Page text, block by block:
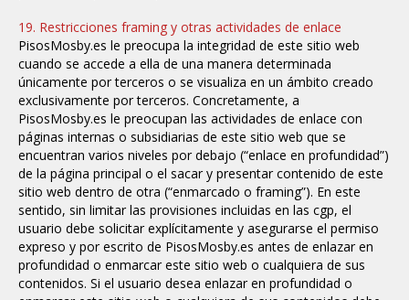
19. Restricciones framing y otras actividades de enlace
PisosMosby.es le preocupa la integridad de este sitio web
cuando se accede a ella de una manera determinada
únicamente por terceros o se visualiza en un ámbito creado
exclusivamente por terceros. Concretamente, a
PisosMosby.es le preocupan las actividades de enlace con
páginas internas o subsidiarias de este sitio web que se
encuentran varios niveles por debajo (“enlace en profundidad”)
de la página principal o el sacar y presentar contenido de este
sitio web dentro de otra (“enmarcado o framing”). En este
sentido, sin limitar las provisiones incluidas en las cgp, el
usuario debe solicitar explícitamente y asegurarse el permiso
expreso y por escrito de PisosMosby.es antes de enlazar en
profundidad o enmarcar este sitio web o cualquiera de sus
contenidos. Si el usuario desea enlazar en profundidad o